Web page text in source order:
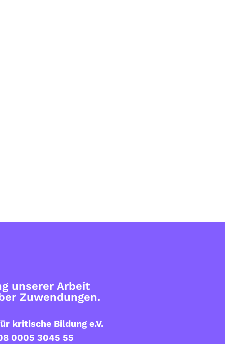
unserer Arbeit
Zuwendungen.
kritische Bildung e.V.
0005 3045 55